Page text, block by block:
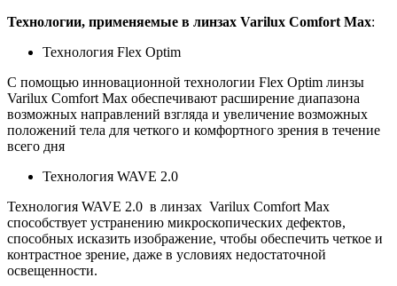
Технологии, применяемые в линзах Varilux Comfort Max:
Технология Flex Optim
С помощью инновационной технологии Flex Optim линзы
Varilux Comfort Max обеспечивают расширение диапазона
возможных направлений взгляда и увеличение возможных
положений тела для четкого и комфортного зрения в течение
всего дня
Технология WAVE 2.0
Технология WAVE 2.0 в линзах Varilux Comfort Max
способствует устранению микроскопических дефектов,
способных исказить изображение, чтобы обеспечить четкое и
контрастное зрение, даже в условиях недостаточной
освещенности.